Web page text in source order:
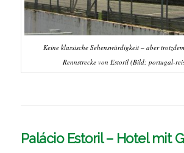
Keine klassische Sehenswürdigkeit – aber
Rennstrecke von Estoril (Bild: portugal-
Palácio Estoril – Hotel mit